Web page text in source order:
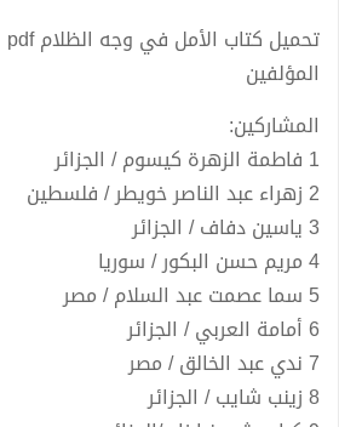
المؤلفين
المشاركين:
1 فاطمة الزهرة كيسوم / الجزائر
2 زهراء عبد الناصر خويطر / فلسطين
3 ياسين دفاف / الجزائر
4 مريم حسن البكور / سوريا
5 سما عصمت عبد السلام / مصر
6 أمامة العربي / الجزائر
7 ندي عبد الخالق / مصر
8 زينب شايب / الجزائر